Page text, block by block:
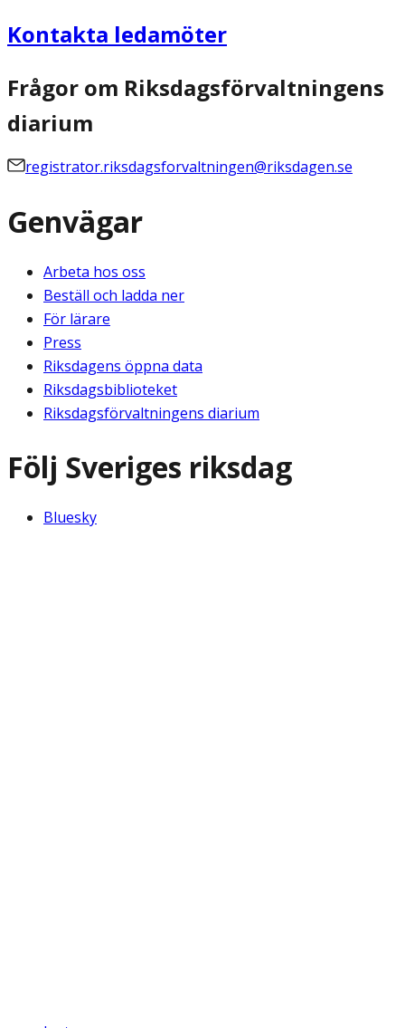
Kontakta ledamöter
Frågor om Riksdagsförvaltningens
diarium
registrator.riksdagsforvaltningen@riksdagen.se
Genvägar
Arbeta hos oss
Beställ och ladda ner
För lärare
Press
Riksdagens öppna data
Riksdagsbiblioteket
Riksdagsförvaltningens diarium
Följ Sveriges riksdag
Bluesky